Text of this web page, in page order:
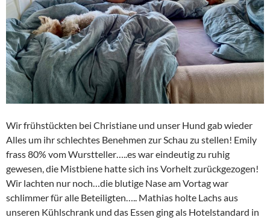
Wir frühstückten bei Christiane und unser Hund gab wieder
Alles um ihr schlechtes Benehmen zur Schau zu stellen! Emily
frass 80% vom Wurstteller…..es war eindeutig zu ruhig
gewesen, die Mistbiene hatte sich ins Vorhelt zurückgezogen!
Wir lachten nur noch…die blutige Nase am Vortag war
schlimmer für alle Beteiligten….. Mathias holte Lachs aus
unseren Kühlschrank und das Essen ging als Hotelstandard in